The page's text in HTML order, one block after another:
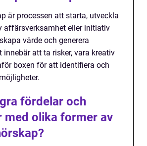
är processen att starta, utveckla
affärsverksamhet eller initiativ
värde och generera
innebär att ta risker, vara kreativ
boxen för att identifiera och
fördelar och
med olika former av